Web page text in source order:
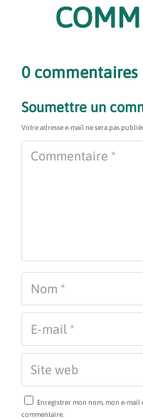
0 commentaires
Soumettre un
Votre adresse e-mail ne sera pas
Enregistrer mon nom, mon e-
commentaire.